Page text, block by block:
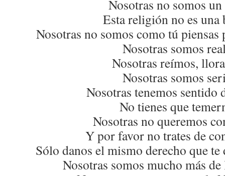
Nosotras no somos
Esta religión no es una
Nosotras no somos como tú
Nosotras somos
Nosotras reímos,
Nosotras somos
Nosotras tenemos sentido
No tienes que
Nosotras no queremos
Y por favor no trates de
Sólo danos el mismo derecho que
Nosotras somos mucho más